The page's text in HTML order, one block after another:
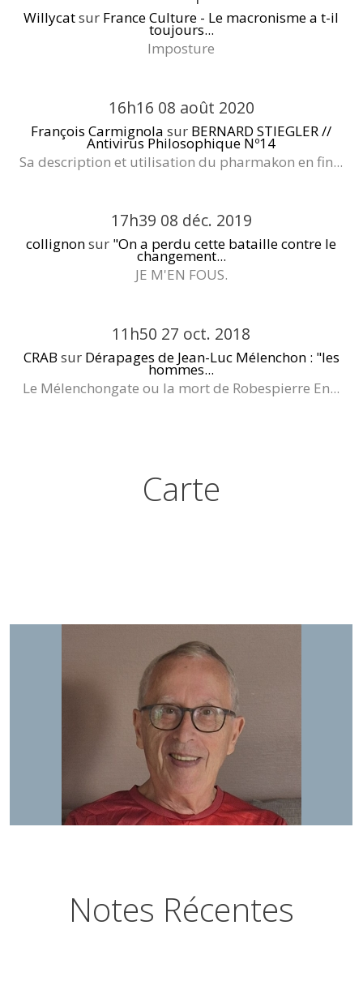
Willycatsur France Culture - Le macronisme a t-il
toujours...
Imposture
16h16 08 août 2020
François Carmignola sur BERNARD STIEGLER //
Antivirus Philosophique Nº14
Sa description et utilisation du pharmakon en fin...
17h39 08 déc. 2019
collignonsur "On a perdu cette bataille contre le
changement...
JE M'EN FOUS.
11h50 27 oct. 2018
CRAB sur Dérapages de Jean-Luc Mélenchon : "les
hommes...
Le Mélenchongate ou la mort de Robespierre En...
Carte
Notes Récentes